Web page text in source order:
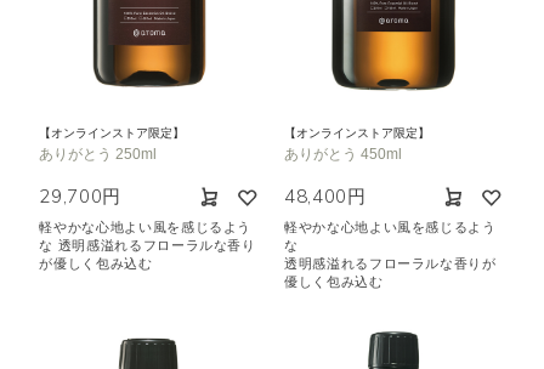
空気清浄･消臭 眠り
おもてなし
シトラス ハーバル
【オンラインストア限定】
ありがとう 250ml
29,700円
軽やかな心地よい風を感じるよう
な 透明感溢れるフローラルな香り
が優しく包み込む
【オンラインストア限定】
ありがとう 450ml
48,400円
軽やかな心地よい風を感じるよう
な
透明感溢れるフローラルな香りが
優しく包み込む